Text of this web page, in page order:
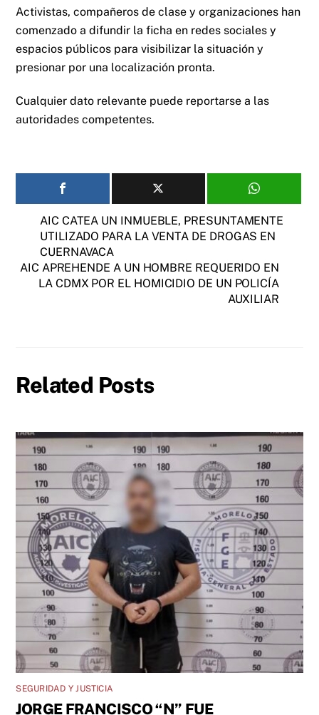
Activistas, compañeros de clase y organizaciones han
comenzado a difundir la ficha en redes sociales y
espacios públicos para visibilizar la situación y
presionar por una localización pronta.
Cualquier dato relevante puede reportarse a las
autoridades competentes.
AIC CATEA UN INMUEBLE, PRESUNTAMENTE
UTILIZADO PARA LA VENTA DE DROGAS EN
CUERNAVACA
AIC APREHENDE A UN HOMBRE REQUERIDO EN
LA CDMX POR EL HOMICIDIO DE UN POLICÍA
AUXILIAR
Related Posts
SEGURIDAD Y JUSTICIA
JORGE FRANCISCO “N” FUE